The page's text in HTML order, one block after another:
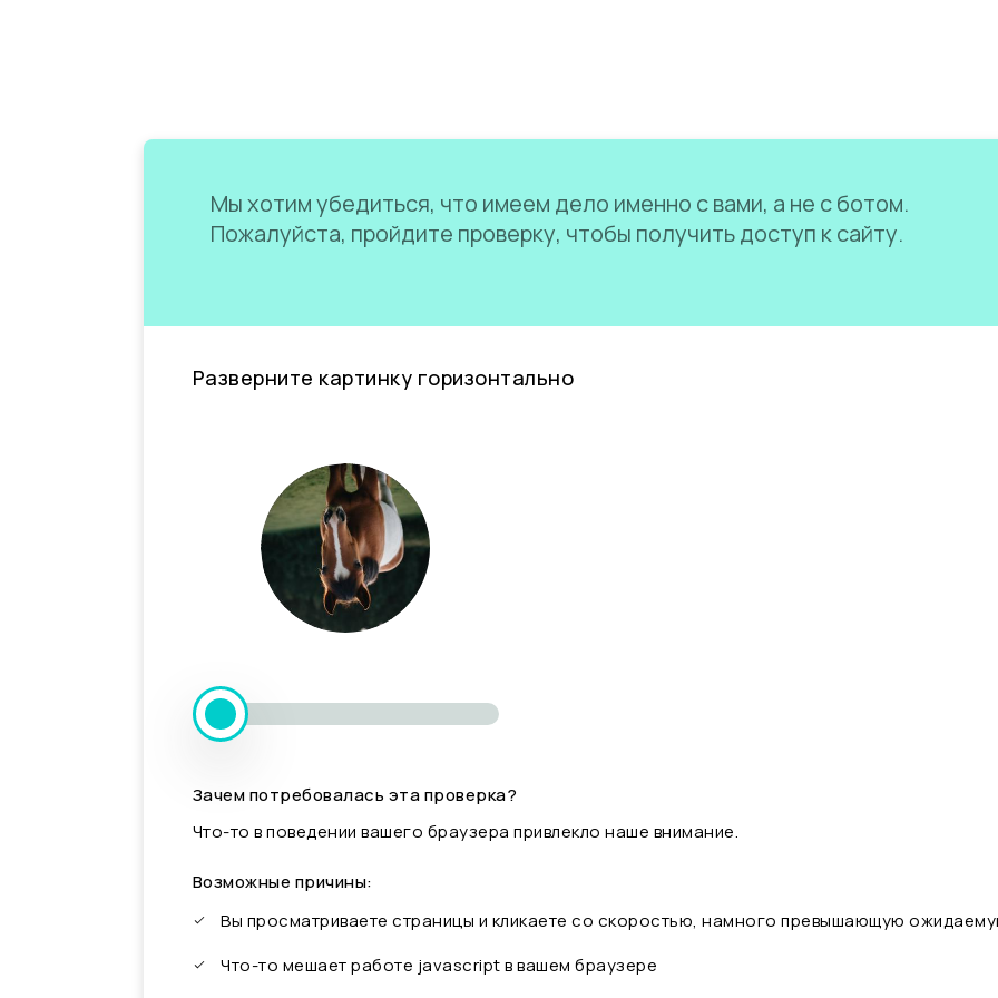
Мы хотим убедиться, что имеем дело именно с вами, а не с ботом.
Пожалуйста, пройдите проверку, чтобы получить доступ к сайту.
Разверните картинку горизонтально
Зачем потребовалась эта проверка?
Что-то в поведении вашего браузера привлекло наше внимание.
Возможные причины:
Вы просматриваете страницы и кликаете со скоростью, намного превышающую
Что-то мешает работе javascript в вашем браузере